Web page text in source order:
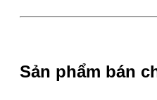
Sản phẩm bán